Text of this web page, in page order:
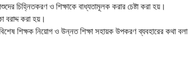
চিহ্নিতকরণ ও শিক্ষাকে বাধ্যতামূলক করার চেষ্টা করা হয়।
বরাদ্দ করা হয়।
শিক্ষক নিয়োগ ও উন্নত শিক্ষা সহায়ক উপকরণ ব্যবহারের কথা বলা